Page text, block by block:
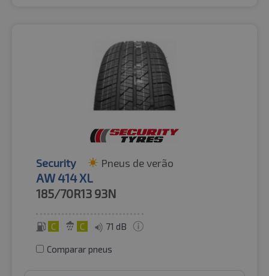
Security Pneus de verão
AW 414 XL
185/70R13 93N
C C 71 dB
Comparar pneus